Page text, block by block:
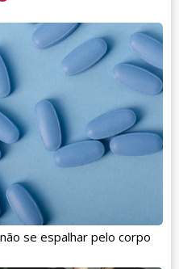
se espalhar pelo corpo